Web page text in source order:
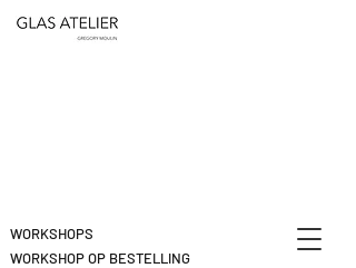
WORKSHOPS
WORKSHOP OP BESTELLING